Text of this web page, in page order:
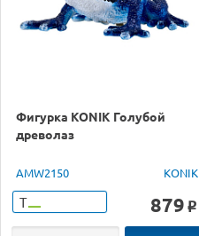
Фигурка KONIK Голубой
древолаз
AMW2150 KONIK
Т 879 o